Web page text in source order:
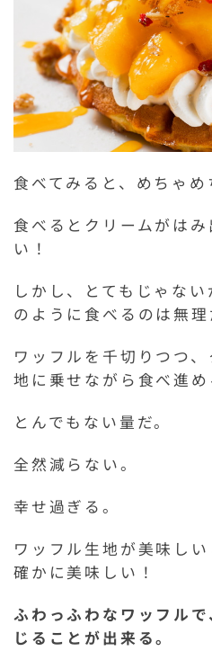
食べてみると、めちゃめ
食べるとクリームがは
い！
しかし、とてもじゃな
のように食べるのは無理
ワッフルを千切りつつ
地に乗せながら食べ進め
とんでもない量だ。
全然減らない。
幸せ過ぎる。
ワッフル生地が美味しい
確かに美味しい！
ふわっふわなワッフル
じることが出来る。